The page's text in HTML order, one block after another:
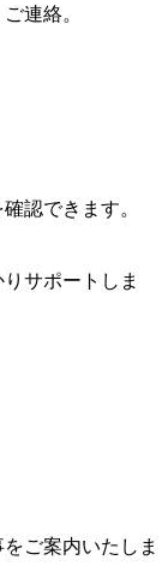
連絡。
認できます。
サポートしま
ご案内いたしま